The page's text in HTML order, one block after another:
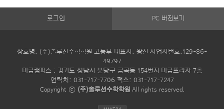
로그인 PC 버전보기
상호명: (주)솔루션수학학원 고등부 대표자: 왕진 사업자번호:129-86-
49797
미금캠퍼스 : 경기도 성남시 분당구 금곡동 154번지 미금프라자 7층
연락처: 031-717-7706 팩스: 031-717-7247
Copyright ⓒ (주)솔루션수학학원 All rights reserved.